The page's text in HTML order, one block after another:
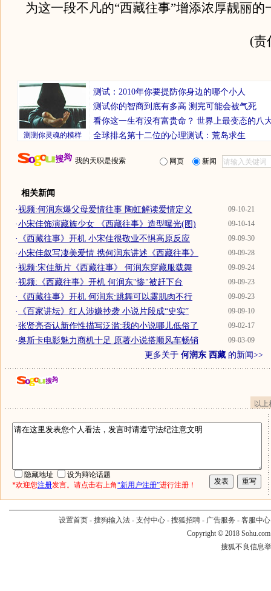
为这一段不凡的“西藏往事”增添浓厚靓丽的
(责
测测你灵魂的模样
测试：2010年你要提防你身边的哪个小人
测试你的智商到底有多高 测完可能会被气死
看你这一生有没有富贵命？ 世界上最变态的八
全球排名第十二位的心理测试：荒岛求生
我的天职是搜索 网页 新闻
相关新闻
09-10-21
·视频:何润东爆父母爱情往事 陶虹解读爱情定义
09-10-14
·小宋佳饰演藏族少女 《西藏往事》造型曝光(图)
09-09-30
· 《西藏往事》开机 小宋佳很敬业不惧高原反应
09-09-28
·小宋佳叙写凄美爱情 携何润东讲述《西藏往事》
09-09-24
·视频:宋佳新片《西藏往事》 何润东穿藏服载舞
09-09-23
·视频:《西藏往事》开机 何润东"惨"被赶下台
09-09-23
· 《西藏往事》开机 何润东:跳舞可以露肌肉不行
09-09-10
· 《百家讲坛》红人涉嫌抄袭 小说片段成“史实”
09-02-17
·张贤亮否认新作性描写泛滥:我的小说哪儿低俗了
09-03-09
·奥斯卡电影魅力商机十足 原著小说搭顺风车畅销
更多关于 何润东 西藏 的新闻>>
以
隐藏地址
设为辩论话题
*欢迎您注册发言。请点击右上角“新用户注册”进行注册！
设置首页- 搜狗输入法- 支付中心- 搜狐招聘- 广告服务 - 客服中心
Copyright © 2018
搜狐不良信息